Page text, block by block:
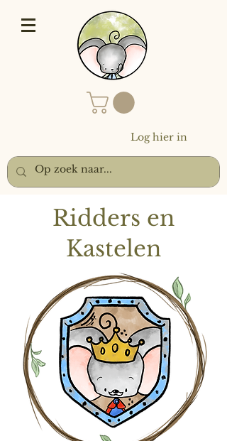
Log hier in
Ridders en
Kastelen